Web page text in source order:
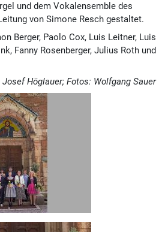
und dem Vokalensemble des
von Simone Resch gestaltet.
Berger, Paolo Cox, Luis Leitner, Luis
Fanny Rosenberger, Julius Roth und
Josef Höglauer; Fotos: Wolfgang Sauer